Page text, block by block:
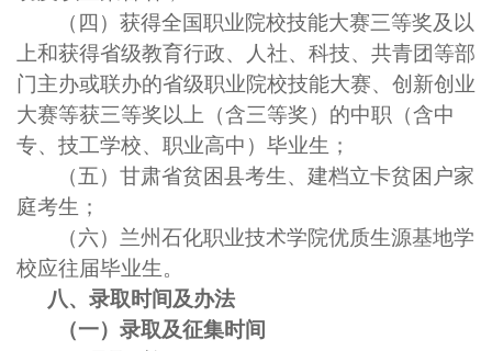
（四）获得全国职业院校技能大赛三等奖及以
上和获得省级教育行政、人社、科技、共青团等部
门主办或联办的省级职业院校技能大赛、创新创业
大赛等获三等奖以上（含三等奖）的中职（含中
专、技工学校、职业高中）毕业生；
（五）甘肃省贫困县考生、建档立卡贫困户家
庭考生；
（六）兰州石化职业技术学院优质生源基地学
校应往届毕业生。
八、录取 时间及办法
（一）录取及征集时间